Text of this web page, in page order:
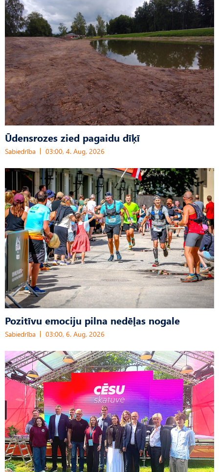
Ūdensrozes zied pagaidu dīķī
Sabiedrība 03:00, 4. Aug, 2026
Pozitīvu emociju pilna nedēļas nogale
Sabiedrība 03:00, 6. Aug, 2026